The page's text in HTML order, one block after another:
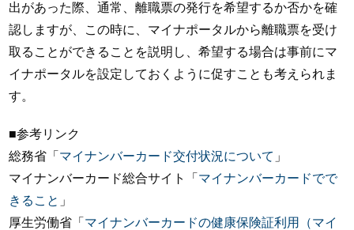
出があった際、通常、離職票の発行を希望するか否かを確
認しますが、この時に、マイナポータルから離職票を受け
取ることができることを説明し、希望する場合は事前にマ
イナポータルを設定しておくように促すことも考えられま
す。
■参考リンク
総務省「 マイナンバーカード交付状況について 」
マイナンバーカード総合サイト「 マイナンバーカードでで
きること 」
厚生労働省「 マイナンバーカードの健康保険証利用（マイ